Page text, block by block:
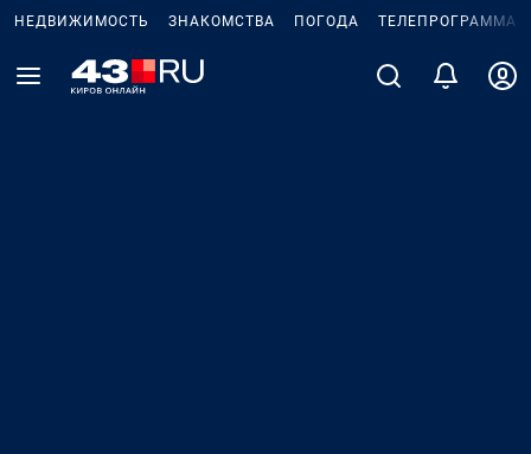
НЕДВИЖИМОСТЬ ЗНАКОМСТВА ПОГОДА ТЕЛЕПРОГРАММА